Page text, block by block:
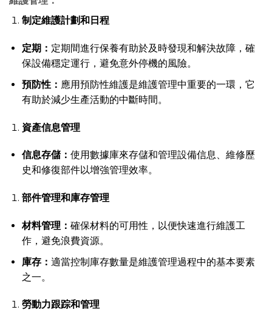
制定維護計劃和日程
定期： 定期間進行保養有助於及時發現和解決故障，確
保設備穩定運行，避免意外停機的風險。
預防性： 應用預防性維護是維護管理中重要的一環，它
有助於減少生產活動的中斷時間。
資產信息管理
信息存儲： 使用數據庫來存儲和管理設備信息、維修歷
史和修復部件以增強管理效率。
部件管理和庫存管理
材料管理： 確保材料的可用性，以便快速進行維護工
作，避免浪費資源。
庫存： 適當控制庫存數量是維護管理過程中的基本要素
之一。
勞動力跟踪和管理